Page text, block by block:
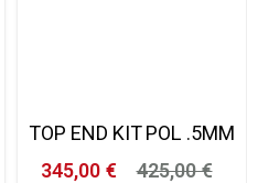
TOP END KIT POL .5MM
345,00 €
425,00 €